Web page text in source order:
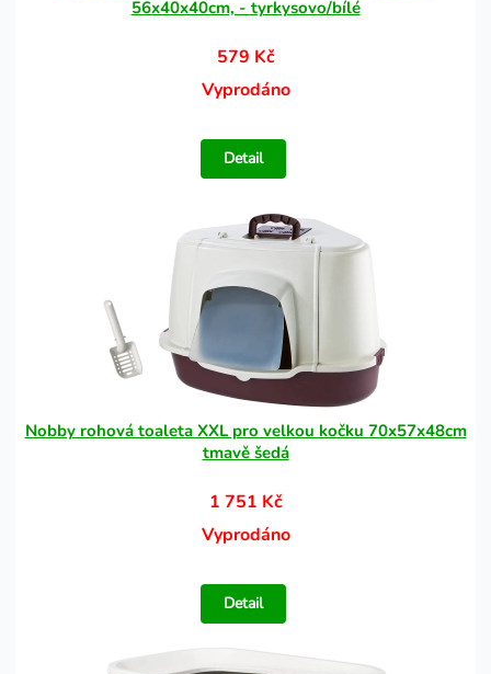
56x40x40cm, - tyrkysovo/bílé
579 Kč
Vyprodáno
Detail
Nobby rohová toaleta XXL pro velkou kočku 70x57x48cm
tmavě šedá
1 751 Kč
Vyprodáno
Detail